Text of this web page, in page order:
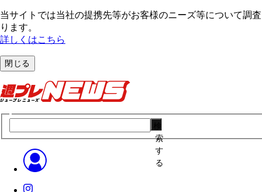
当サイトでは当社の提携先等がお客様のニーズ等について調
ります。
詳しくはこちら
閉じる
索
す
る